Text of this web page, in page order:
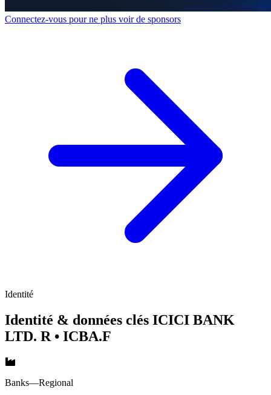
Connectez-vous pour ne plus voir de sponsors
Identité
Identité & données clés ICICI BANK
LTD. R • ICBA.F
Banks—Regional